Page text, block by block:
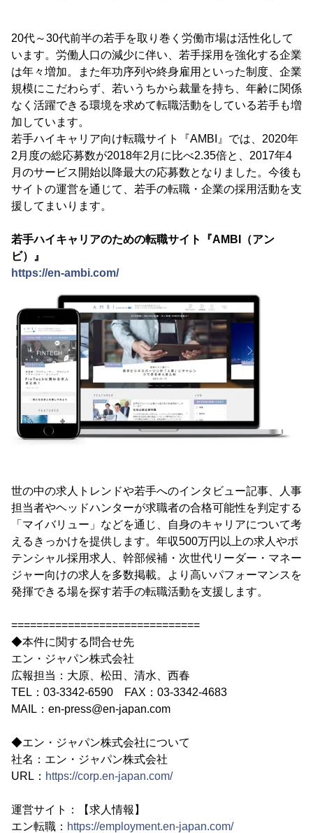
20代～30代前半の若手を取り巻く労働市場は活性化して
います。労働人口の減少に伴い、若手採用を強化する企業
は年々増加。また年功序列や終身雇用といった制度、企業
規模にこだわらず、若いうちから裁量を持ち、年齢に関係
なく活躍できる環境を求めて転職活動をしている若手も増
加しています。
若手ハイキャリア向け転職サイト『AMBI』では、2020年
2月度の総応募数が2018年2月に比べ2.35倍と、2017年4
月のサービス開始以降最大の応募数となりました。今後も
サイトの運営を通じて、若手の転職・企業の採用活動を支
援してまいります。
若手ハイキャリアのための転職サイト『AMBI（アン
ビ）』
https://en-ambi.com/
世の中の求人トレンドや若手へのインタビュー記事、人事
担当者やヘッドハンターが求職者の合格可能性を判定する
「マイバリュー」などを通じ、自身のキャリアについて考
えるきっかけを提供します。年収500万円以上の求人やポ
テンシャル採用求人、幹部候補・次世代リーダー・マネー
ジャー向けの求人を多数掲載。より高いパフォーマンスを
発揮できる場を探す若手の転職活動を支援します。
==============================
◆本件に関する問合せ先
エン・ジャパン株式会社
広報担当：大原、松田、清水、西春
TEL：03-3342-6590 FAX：03-3342-4683
MAIL：en-press@en-japan.com
◆エン・ジャパン株式会社について
社名：エン・ジャパン株式会社
URL： https://corp.en-japan.com/
運営サイト：【求人情報】
エン転職： https://employment.en-japan.com/